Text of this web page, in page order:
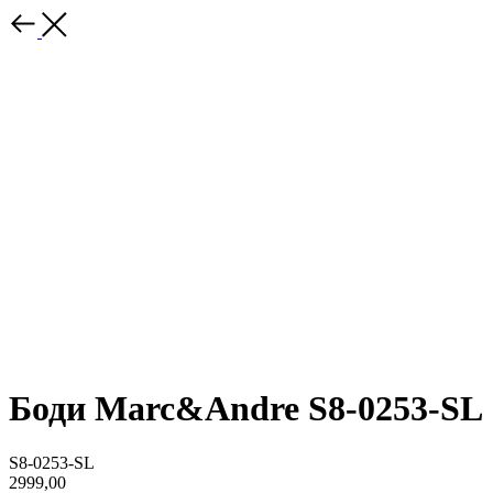
Боди Marc&Andre S8-0253-SL
S8-0253-SL
2999,00